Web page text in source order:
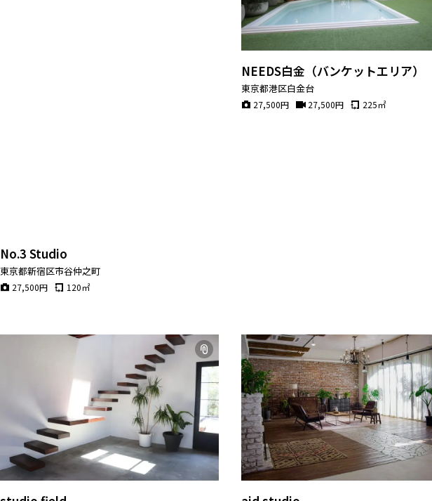
No.3 Studio
東京都新宿区市谷仲之町
27,500円 120㎡
NEEDS白金（バンケットエリア）
東京都港区白金台
27,500円 27,500円 225㎡